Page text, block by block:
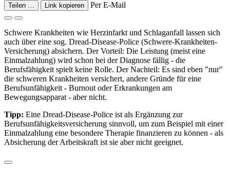
Teilen … Link kopieren Per E-Mail
Schwere Krankheiten wie Herzinfarkt und Schlaganfall lassen sich
auch über eine sog. Dread-Disease-Police (Schwere-Krankheiten-
Versicherung) absichern. Der Vorteil: Die Leistung (meist eine
Einmalzahlung) wird schon bei der Diagnose fällig - die
Berufsfähigkeit spielt keine Rolle. Der Nachteil: Es sind eben "nur"
die schweren Krankheiten versichert, andere Gründe für eine
Berufsunfähigkeit - Burnout oder Erkrankungen am
Bewegungsapparat - aber nicht.
Tipp: Eine Dread-Disease-Police ist als Ergänzung zur
Berufsunfähigkeitsversicherung sinnvoll, um zum Beispiel mit einer
Einmalzahlung eine besondere Therapie finanzieren zu können - als
Absicherung der Arbeitskraft ist sie aber nicht geeignet.